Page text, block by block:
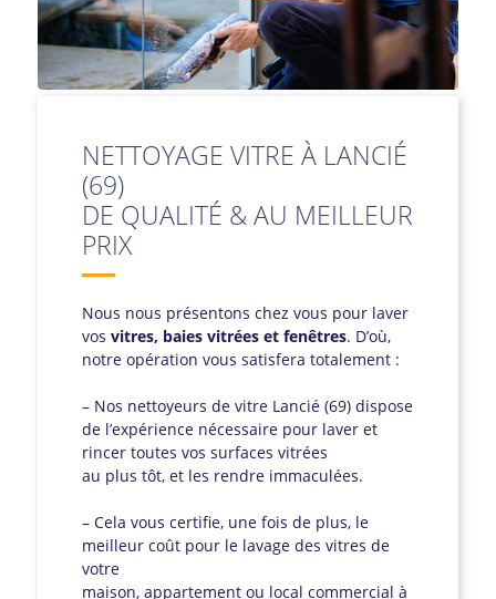
NETTOYAGE VITRE À LANCIÉ
(69)
DE QUALITÉ & AU MEILLEUR
PRIX
Nous nous présentons chez vous pour laver
vos vitres, baies vitrées et fenêtres. D’où,
notre opération vous satisfera totalement :
– Nos nettoyeurs de vitre Lancié (69) dispose
de l’expérience nécessaire pour laver et
rincer toutes vos surfaces vitrées
au plus tôt, et les rendre immaculées.
– Cela vous certifie, une fois de plus, le
meilleur coût pour le lavage des vitres de
votre
maison, appartement ou local commercial à